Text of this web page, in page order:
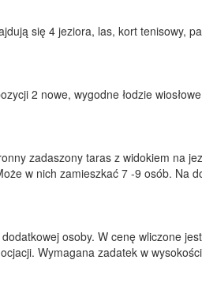
się 4 jeziora, las, kort tenisowy,
2 nowe, wygodne łodzie
zadaszony taras z widokiem na
w nich zamieszkać 7 -9 osób. Na
osoby. W cenę wliczone
Wymagana zadatek w